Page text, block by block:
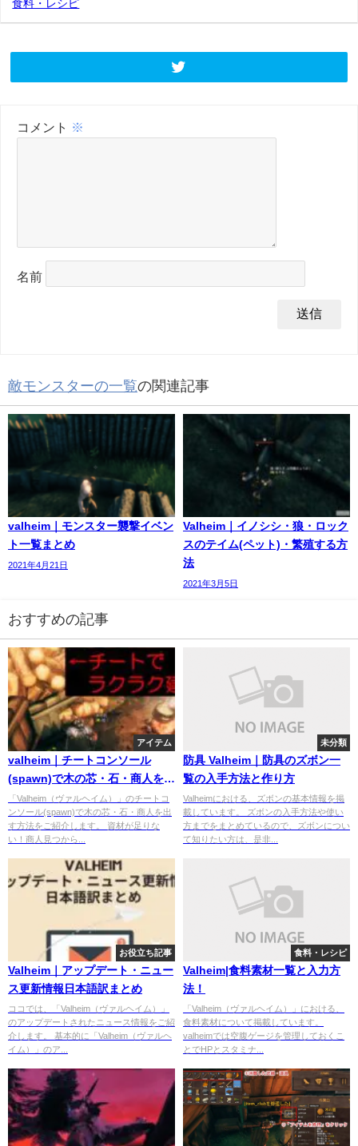
食料・レシピ
コメント ※
名前
敵モンスターの一覧の関連記事
valheim｜モンスター襲撃イベン
ト一覧まとめ
2021年4月21日
Valheim｜イノシシ・狼・ロック
スのテイム(ペット)・繁殖する方
法
2021年3月5日
おすすめの記事
アイテム
valheim｜チートコンソール
(spawn)で木の芯・石・商人を出
す方法wiki
「Valheim（ヴァルヘイム）」のチートコ
ンソール(spawn)で木の芯・石・商人を出
す方法をご紹介します。 資材が足りな
い！商人見つから...
未分類
防具 Valheim｜防具のズボン一
覧の入手方法と作り方
Valheimにおける、ズボンの基本情報を掲
載しています。 ズボンの入手方法や使い
方までをまとめているので、ズボンについ
て知りたい方は、是非...
お役立ち記事
Valheim｜アップデート・ニュー
ス更新情報日本語訳まとめ
ココでは、「Valheim（ヴァルヘイム）」
のアップデートされたニュース情報をご紹
介します。 基本的に「Valheim（ヴァルヘ
イム）」のア...
食料・レシピ
Valheim|食料素材一覧と入力方
法！
「Valheim（ヴァルヘイム）」における、
食料素材について掲載しています。
valheimでは空腹ゲージを管理しておくこ
とでHPとスタミナ...